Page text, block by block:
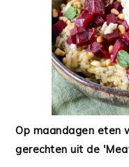
Op maandagen eten
gerechten uit de